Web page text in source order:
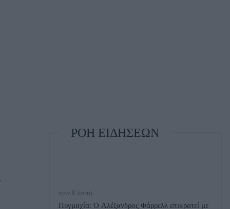
ΡΟΗ ΕΙΔΗΣΕΩΝ
πριν 8 λεπτά
Πυγμαχία: O Αλέξανδρος Φάρρελλ επικρατεί με